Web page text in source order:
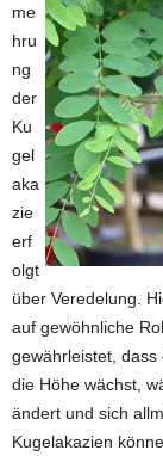
me
hru
ng
der
Ku
gel
aka
zie
erf
olgt
über Veredelung.
auf gewöhnliche
gewährleistet,
die Höhe wächst,
ändert und sich
Kugelakazien